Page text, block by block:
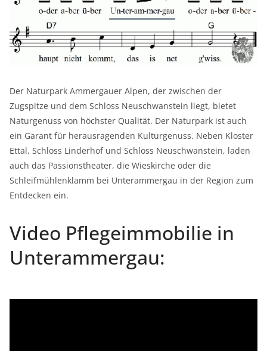
Der Naturpark Ammergauer Alpen, der zwischen der
Zugspitze und dem Schloss Neuschwanstein liegt, bietet
Naturgenuss von höchster Qualität. Der Naturpark ist auch
ein Garant für herausragenden Kulturgenuss. Neben Kloster
Ettal, Schloss Linderhof und Schloss Neuschwanstein, laden
auch das Passionstheater, die Wieskirche oder die
Schleifmühlenklamm bei Unterammergau in der Region zum
Entdecken ein.
Video Pflegeimmobilie in
Unterammergau: